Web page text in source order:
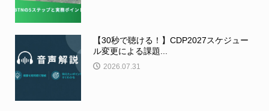
【30秒で聴ける！】CDP2027スケジュー
ル変更による課題...
2026.07.31